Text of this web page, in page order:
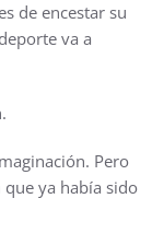
de encestar su
va a
Pero
ya había sido